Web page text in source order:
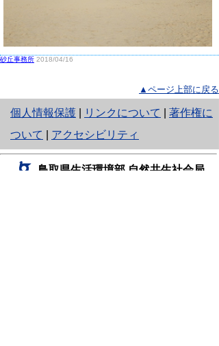
砂丘事務所 2018/04/16
▲ページ上部に戻る
個人情報保護
と
り
ネ
リンクについて
著作権に
ついて
アクセシビリティ
鳥取県生活環境部 自然共生社会局